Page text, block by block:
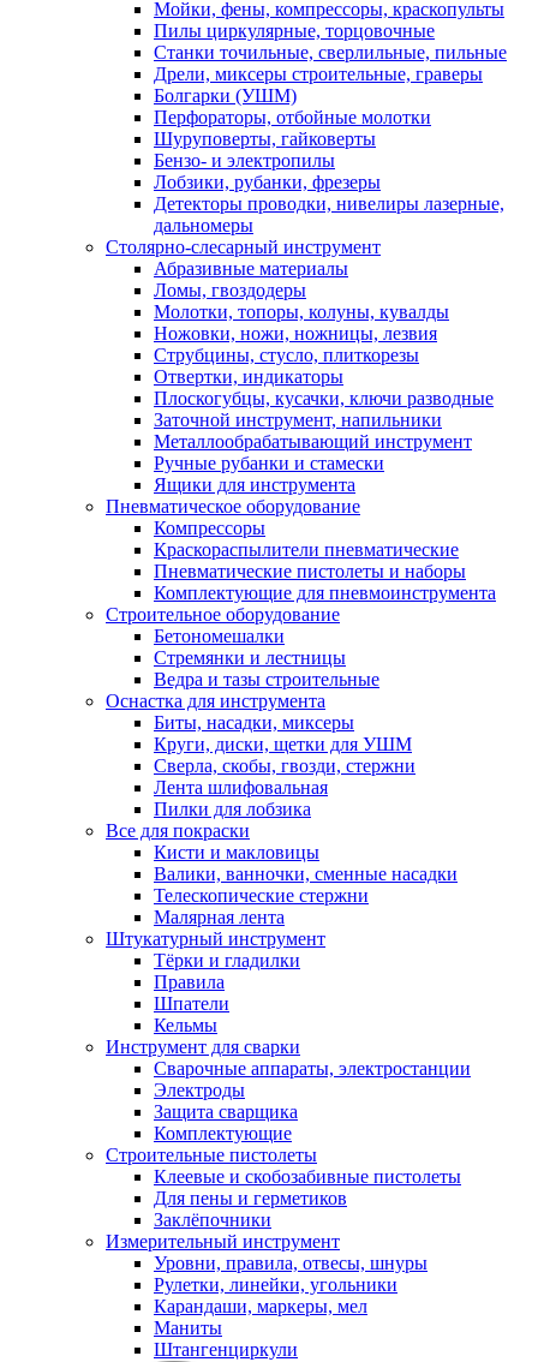
Мойки, фены, компрессоры, краскопульты
Пилы циркулярные, торцовочные
Станки точильные, сверлильные, пильные
Дрели, миксеры строительные, граверы
Болгарки (УШМ)
Перфораторы, отбойные молотки
Шуруповерты, гайковерты
Бензо- и электропилы
Лобзики, рубанки, фрезеры
Детекторы проводки, нивелиры лазерные,
дальномеры
Столярно-слесарный инструмент
Абразивные материалы
Ломы, гвоздодеры
Молотки, топоры, колуны, кувалды
Ножовки, ножи, ножницы, лезвия
Струбцины, стусло, плиткорезы
Отвертки, индикаторы
Плоскогубцы, кусачки, ключи разводные
Заточной инструмент, напильники
Металлообрабатывающий инструмент
Ручные рубанки и стамески
Ящики для инструмента
Пневматическое оборудование
Компрессоры
Краскораспылители пневматические
Пневматические пистолеты и наборы
Комплектующие для пневмоинструмента
Строительное оборудование
Бетономешалки
Стремянки и лестницы
Ведра и тазы строительные
Оснастка для инструмента
Биты, насадки, миксеры
Круги, диски, щетки для УШМ
Сверла, скобы, гвозди, стержни
Лента шлифовальная
Пилки для лобзика
Все для покраски
Кисти и макловицы
Валики, ванночки, сменные насадки
Телескопические стержни
Малярная лента
Штукатурный инструмент
Тёрки и гладилки
Правила
Шпатели
Кельмы
Инструмент для сварки
Сварочные аппараты, электростанции
Электроды
Защита сварщика
Комплектующие
Строительные пистолеты
Клеевые и скобозабивные пистолеты
Для пены и герметиков
Заклёпочники
Измерительный инструмент
Уровни, правила, отвесы, шнуры
Рулетки, линейки, угольники
Карандаши, маркеры, мел
Маниты
Штангенциркули